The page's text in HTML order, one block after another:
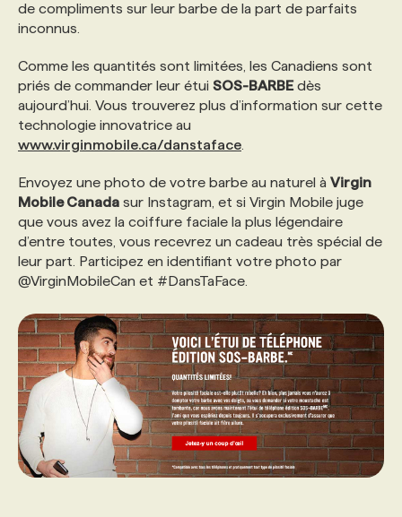
de compliments sur leur barbe de la part de parfaits
inconnus.
Comme les quantités sont limitées, les Canadiens sont
priés de commander leur étui SOS-BARBEdès
aujourd’hui. Vous trouverez plus d’information sur cette
technologie innovatrice au
www.virginmobile.ca/danstaface
Envoyez une photo de votre barbe au naturel à Virgin
Mobile Canada sur Instagram, et si Virgin Mobile juge
que vous avez la coiffure faciale la plus légendaire
d’entre toutes, vous recevrez un cadeau très spécial de
leur part. Participez en identifiant votre photo par
@VirginMobileCan et #DansTaFace.